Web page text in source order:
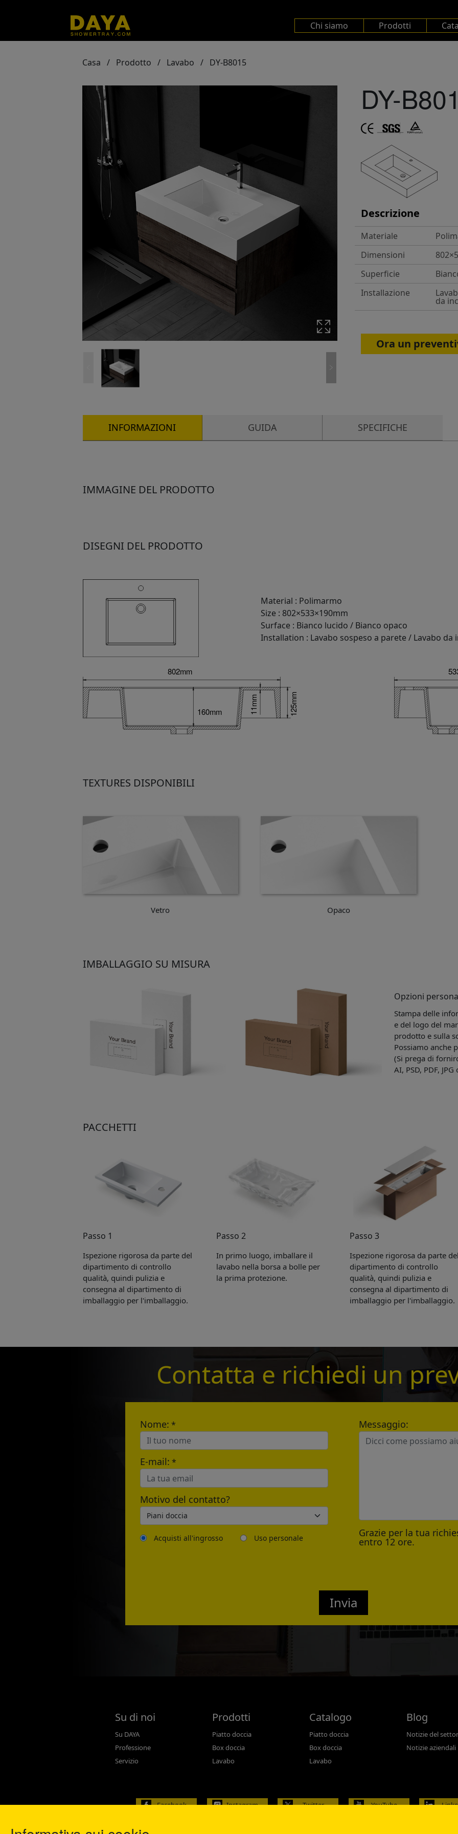
Chi siamo Prodotti
Casa / Prodotto / Lavabo / DY-B8015
DY-
Descrizione
Materiale
Dimensioni
Superficie
Installazione
da
Ora un
INFORMAZIONI GUIDA SPECIFICHE
IMMAGINE DEL PRODOTTO
DISEGNI DEL PRODOTTO
Material : Polimarmo
Size : 802×533×190mm
Surface : Bianco lucido / Bianco opaco
Installation : Lavabo sospeso a parete / Lavabo da
TEXTURES DISPONIBILI
Vetro Opaco
IMBALLAGGIO SU MISURA
Opzioni
Stampa delle
e del logo del
prodotto e sulla
Possiamo anche
(Si prega di
AI, PSD, PDF, JPG
PACCHETTI
Passo 1
Ispezione rigorosa da parte del
dipartimento di controllo
qualità, quindi pulizia e
consegna al dipartimento di
imballaggio per l'imballaggio.
Passo 2
In primo luogo, imballare il
lavabo nella borsa a bolle per
la prima protezione.
Passo 3
Ispezione rigorosa da parte del
dipartimento di controllo
qualità, quindi pulizia e
consegna al dipartimento di
imballaggio per l'imballaggio.
Get Catalogue
Please leave your contact information,the catalogue will be
Confirmed
Contatta e richiedi un
Nome: *
E-mail: *
Motivo del contatto?
Acquisti all'ingrosso Uso personale
Messaggio:
Grazie per la tua
entro 12 ore.
Invia
Su di noi
Su DAYA
Professione
Servizio
Prodotti
Piatto doccia
Box doccia
Lavabo
Catalogo
Piatto doccia
Box doccia
Lavabo
Blog
Notizie del
Notizie aziendali
Facebook Instagram Twitter YouTube